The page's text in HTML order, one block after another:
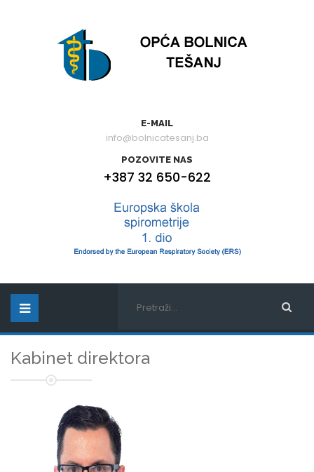
E-MAIL
info@bolnicatesanj.ba
POZOVITE NAS
+387 32 650-622
Kabinet direktora